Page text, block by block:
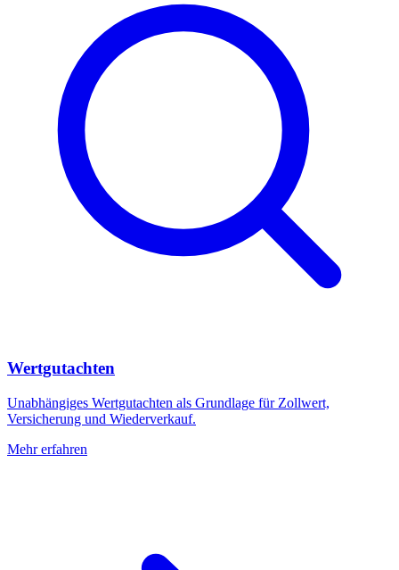
Wertgutachten
Unabhängiges Wertgutachten als Grundlage für Zollwert,
Versicherung und Wiederverkauf.
Mehr erfahren